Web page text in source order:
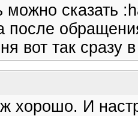
можно сказать
после
вот так сразу
хорошо. И